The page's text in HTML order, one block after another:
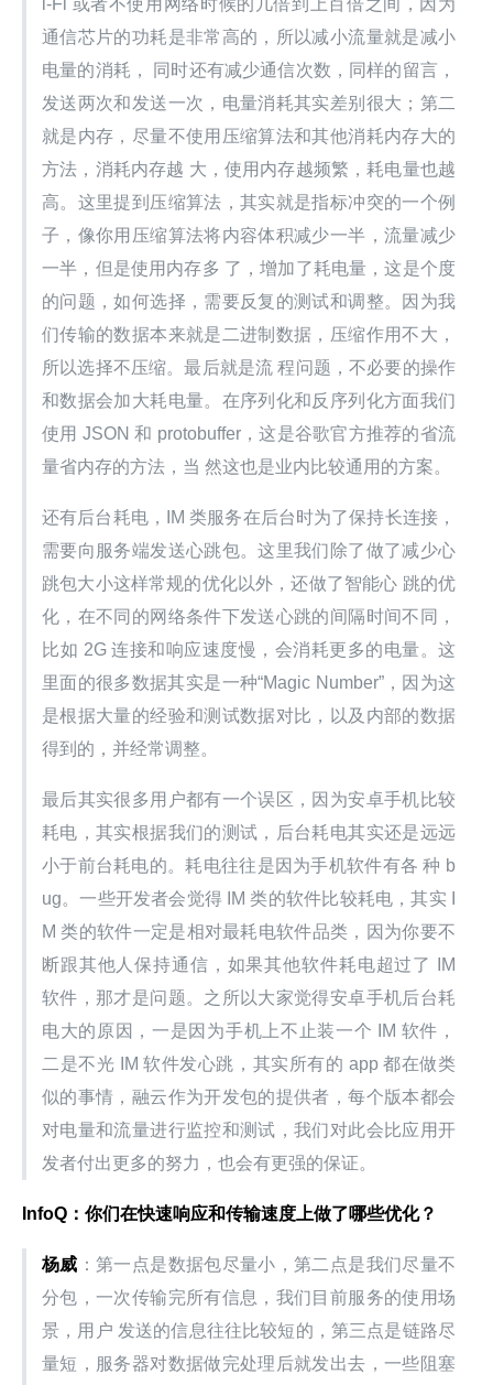
i-Fi 或者不使用网络时候的几倍到上百倍之间，因为
通信芯片的功耗是非常高的，所以减小流量就是减小
电量的消耗， 同时还有减少通信次数，同样的留言，
发送两次和发送一次，电量消耗其实差别很大；第二
就是内存，尽量不使用压缩算法和其他消耗内存大的
方法，消耗内存越 大，使用内存越频繁，耗电量也越
高。这里提到压缩算法，其实就是指标冲突的一个例
子，像你用压缩算法将内容体积减少一半，流量减少
一半，但是使用内存多 了，增加了耗电量，这是个度
的问题，如何选择，需要反复的测试和调整。因为我
们传输的数据本来就是二进制数据，压缩作用不大，
所以选择不压缩。最后就是流 程问题，不必要的操作
和数据会加大耗电量。在序列化和反序列化方面我们
使用 JSON 和 protobuffer，这是谷歌官方推荐的省流
量省内存的方法，当 然这也是业内比较通用的方案。
还有后台耗电，IM 类服务在后台时为了保持长连接，
需要向服务端发送心跳包。这里我们除了做了减少心
跳包大小这样常规的优化以外，还做了智能心 跳的优
化，在不同的网络条件下发送心跳的间隔时间不同，
比如 2G 连接和响应速度慢，会消耗更多的电量。这
里面的很多数据其实是一种“Magic Number”，因为这
是根据大量的经验和测试数据对比，以及内部的数据
得到的，并经常调整。
最后其实很多用户都有一个误区，因为安卓手机比较
耗电，其实根据我们的测试，后台耗电其实还是远远
小于前台耗电的。耗电往往是因为手机软件有各 种 b
ug。一些开发者会觉得 IM 类的软件比较耗电，其实 I
M 类的软件一定是相对最耗电软件品类，因为你要不
断跟其他人保持通信，如果其他软件耗电超过了 IM
软件，那才是问题。之所以大家觉得安卓手机后台耗
电大的原因，一是因为手机上不止装一个 IM 软件，
二是不光 IM 软件发心跳，其实所有的 app 都在做类
似的事情，融云作为开发包的提供者，每个版本都会
对电量和流量进行监控和测试，我们对此会比应用开
发者付出更多的努力，也会有更强的保证。
InfoQ：你们在快速响应和传输速度上做了哪些优化？
杨威 ：第一点是数据包尽量小，第二点是我们尽量不
分包，一次传输完所有信息，我们目前服务的使用场
景，用户 发送的信息往往比较短的，第三点是链路尽
量短，服务器对数据做完处理后就发出去，一些阻塞